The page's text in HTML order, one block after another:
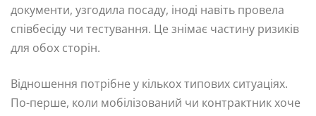
документи, узгодила посаду, іноді навіть провела
співбесіду чи тестування. Це знімає частину ризиків
для обох сторін.
Відношення потрібне у кількох типових ситуаціях.
По-перше, коли мобілізований чи контрактник хоче